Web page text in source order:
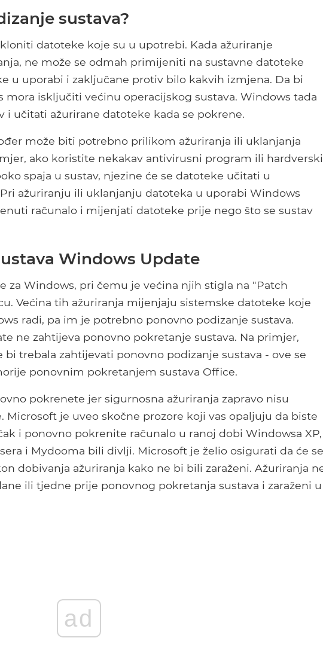
sustava?
datoteke koje su u upotrebi. Kada ažuriranje
ne može se odmah primijeniti na sustavne datoteke
u uporabi i zaključane protiv bilo kakvih izmjena. Da bi
mora isključiti većinu operacijskog sustava. Windows tada
i učitati ažurirane datoteke kada se pokrene.
može biti potrebno prilikom ažuriranja ili uklanjanja
ako koristite nekakav antivirusni program ili hardverski
spaja u sustav, njezine će se datoteke učitati u
ažuriranju ili uklanjanju datoteka u uporabi Windows
računalo i mijenjati datoteke prije nego što se sustav
Windows Update
za Windows, pri čemu je većina njih stigla na "Patch
Većina tih ažuriranja mijenjaju sistemske datoteke koje
radi, pa im je potrebno ponovno podizanje sustava.
ne zahtijeva ponovno pokretanje sustava. Na primjer,
bi trebala zahtijevati ponovno podizanje sustava - ove se
ponovnim pokretanjem sustava Office.
pokrenete jer sigurnosna ažuriranja zapravo nisu
Microsoft je uveo skočne prozore koji vas opaljuju da biste
i ponovno pokrenite računalo u ranoj dobi Windowsa XP,
i Mydooma bili divlji. Microsoft je želio osigurati da će se
dobivanja ažuriranja kako ne bi bili zaraženi. Ažuriranja
ili tjedne prije ponovnog pokretanja sustava i zaraženi u
ad